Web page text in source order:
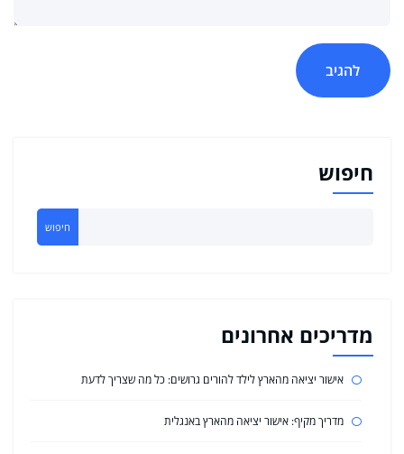
חיפוש
חיפוש
מדריכים אחרונים
אישור יציאה מהארץ לילד להורים גרושים: כל מה שצריך לדעת
מדריך מקיף: אישור יציאה מהארץ באנגלית